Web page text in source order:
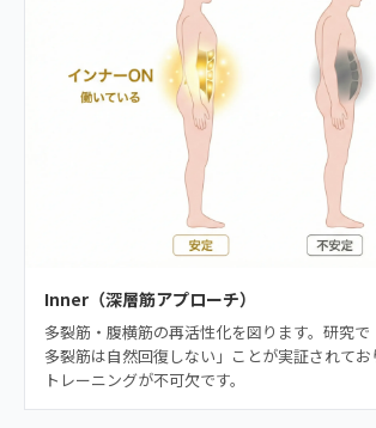
Inner（深層筋アプローチ）
多裂筋・腹横筋の再活性化を図ります。研究で
多裂筋は自然回復しない」ことが実証されて
トレーニングが不可欠です。